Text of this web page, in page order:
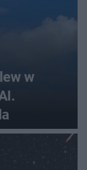
w